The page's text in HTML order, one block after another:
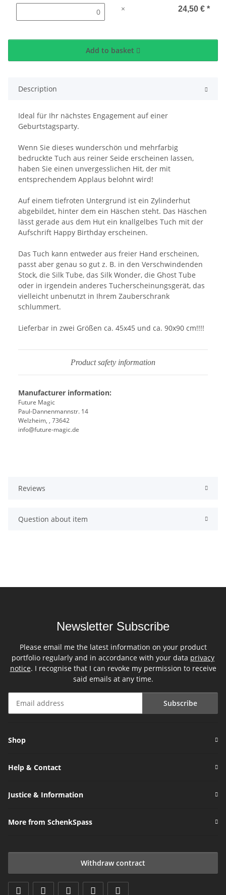
×
24,50 € *
Add to basket
Description
Ideal für Ihr nächstes Engagement auf einer
Geburtstagsparty.
Wenn Sie dieses wunderschön und mehrfarbig
bedruckte Tuch aus reiner Seide erscheinen lassen,
haben Sie einen unvergesslichen Hit, der mit
entsprechendem Applaus belohnt wird!
Auf einem tiefroten Untergrund ist ein Zylinderhut
abgebildet, hinter dem ein Häschen steht. Das Häschen
lässt gerade aus dem Hut ein knallgelbes Tuch mit der
Aufschrift Happy Birthday erscheinen.
Das Tuch kann entweder aus freier Hand erscheinen,
passt aber genau so gut z. B. in den Verschwindenden
Stock, die Silk Tube, das Silk Wonder, die Ghost Tube
oder in irgendein anderes Tucherscheinungsgerät, das
vielleicht unbenutzt in Ihrem Zauberschrank
schlummert.
Lieferbar in zwei Größen ca. 45x45 und ca. 90x90 cm!!!!
Product safety information
Manufacturer information:
Future Magic
Paul-Dannenmannstr. 14
Welzheim, , 73642
info@future-magic.de
Reviews
Question about item
Newsletter Subscribe
Please email me the latest information on your product
portfolio regularly and in accordance with your data privacy
notice. I recognise that I can revoke my permission to receive
said emails at any time.
Subscribe
Shop
Help & Contact
Justice & Information
More from SchenkSpass
Withdraw contract